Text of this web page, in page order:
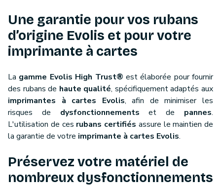
Une garantie pour vos rubans
d’origine Evolis et pour votre
imprimante à cartes
La gamme Evolis High Trust® est élaborée pour fournir
des rubans de haute qualité, spécifiquement adaptés aux
imprimantes à cartes Evolis, afin de minimiser les
risques de dysfonctionnements et de pannes.
L'utilisation de ces rubans certifiés assure le maintien de
la garantie de votre imprimante à cartes Evolis.
Préservez votre matériel de
nombreux dysfonctionnements